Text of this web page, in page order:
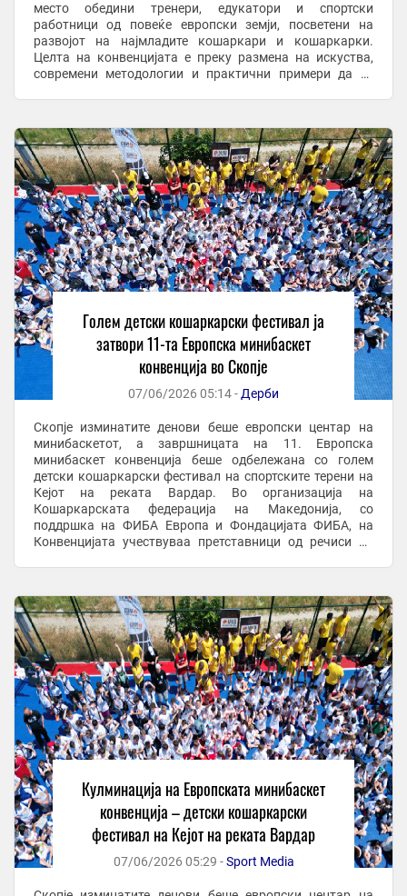
место обедини тренери, едукатори и спортски
работници од повеќе европски земји, посветени на
развојот на најмладите кошаркари и кошаркарки.
Целта на конвенцијата е преку размена на искуства,
современи методологии и практични примери да се
Голем детски кошаркарски фестивал ја
затвори 11-та Европска минибаскет
конвенција во Скопје
07/06/2026 05:14 - Дерби
Скопје изминатите денови беше европски центар на
минибаскетот, а завршницата на 11. Европска
минибаскет конвенција беше одбележана со голем
детски кошаркарски фестивал на спортските терени на
Кејот на реката Вардар. Во организација на
Кошаркарската федерација на Македонија, со
поддршка на ФИБА Европа и Фондацијата ФИБА, на
Конвенцијата учествуваа претставници од речиси 40
Кулминација на Европската минибаскет
конвенција – детски кошаркарски
фестивал на Кејот на реката Вардар
07/06/2026 05:29 -Sport Media